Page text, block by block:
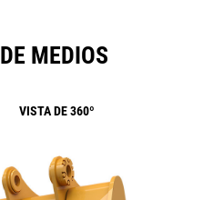
MEDIOS
VISTA DE 360º